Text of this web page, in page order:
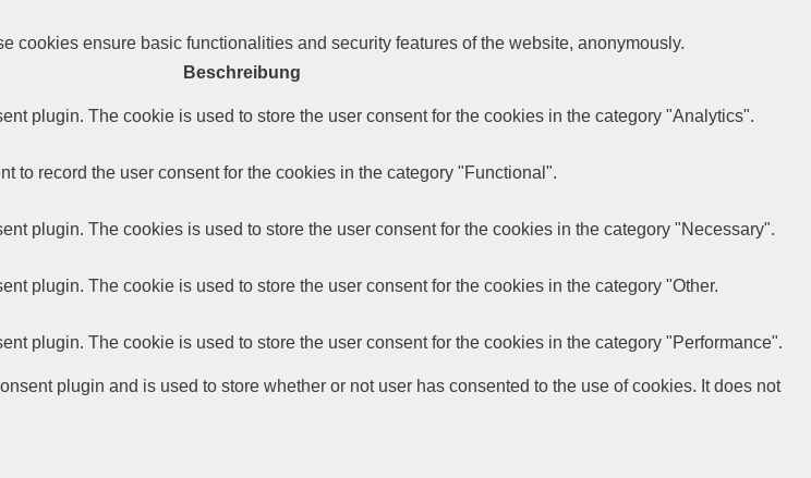
cookies ensure basic functionalities and security features of the website, anonymously.
Beschreibung
plugin. The cookie is used to store the user consent for the cookies in the category "Analytics".
to record the user consent for the cookies in the category "Functional".
plugin. The cookies is used to store the user consent for the cookies in the category "Necessary".
plugin. The cookie is used to store the user consent for the cookies in the category "Other.
plugin. The cookie is used to store the user consent for the cookies in the category "Performance".
plugin and is used to store whether or not user has consented to the use of cookies. It does not